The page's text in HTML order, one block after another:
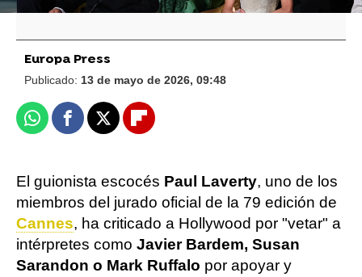
Europa Press
Publicado: 13 de mayo de 2026, 09:48
WhatsappFacebook
X Flipboard
El guionista escocés Paul Laverty, uno de los
miembros del jurado oficial de la 79 edición de
Cannes, ha criticado a Hollywood por "vetar" a
intérpretes como Javier Bardem, Susan
Sarandon o Mark Ruffalo por apoyar y